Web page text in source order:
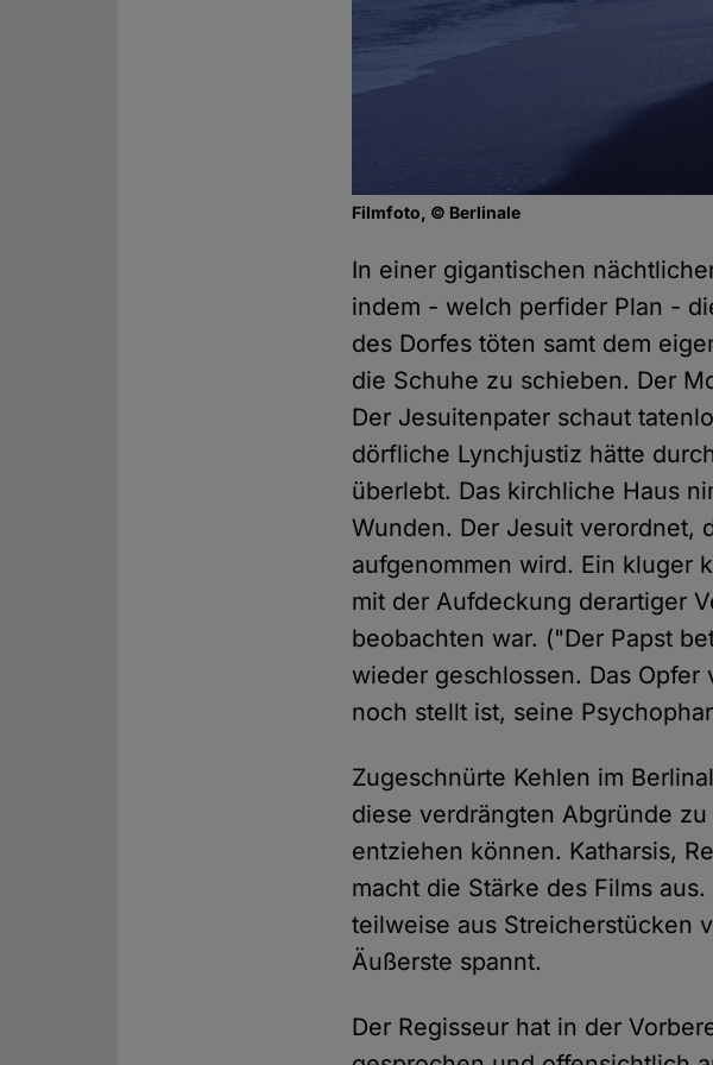
Filmfoto, © Berlinale
In einer gigantischen
indem - welch perfider Plan -
des Dorfes töten samt dem
die Schuhe zu schieben. Der
Der Jesuitenpater schaut
dörfliche Lynchjustiz hätte
überlebt. Das kirchliche Haus
Wunden. Der Jesuit verordnet,
aufgenommen wird. Ein kluger
mit der Aufdeckung derartiger
beobachten war. ("Der Papst
wieder geschlossen. Das
noch stellt ist, seine
Zugeschnürte Kehlen im
diese verdrängten Abgründe
entziehen können. Katharsis,
macht die Stärke des Films
teilweise aus Streicherstücken
Äußerste spannt.
Der Regisseur hat in der